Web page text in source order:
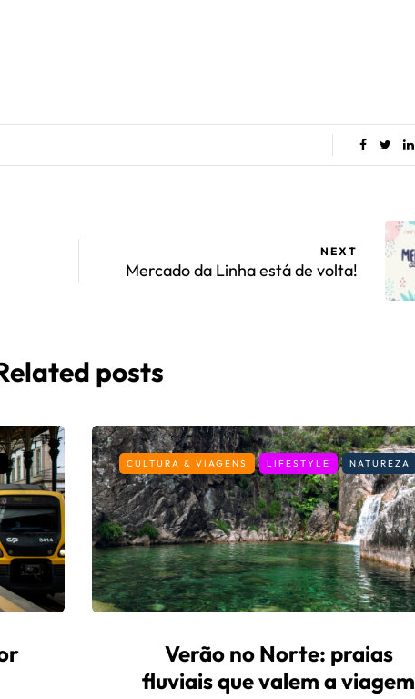
NEXT
Mercado da Linha está de volta!
posts
CULTURA & VIAGENS LIFESTYLE NATUREZA
Verão no Norte: praias
fluviais que valem a viagem